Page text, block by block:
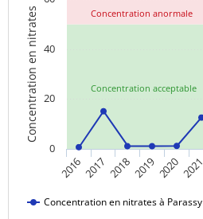
Concentration acceptable
Concentration anormale
Concentration en nitrates
Concentration en nitrates à Parassy
20162017 2018201920202021
0
20
40